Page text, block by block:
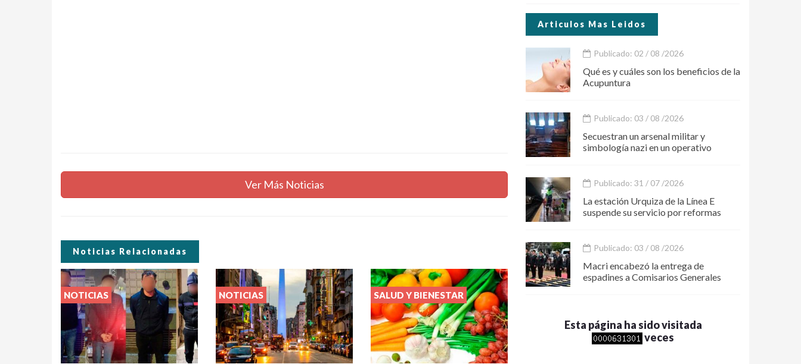
Ver Más Noticias
Noticias Relacionadas
NOTICIAS NOTICIAS SALUD Y BIENESTAR
Articulos Mas Leidos
Publicado: 02 / 08 /2026
Qué es y cuáles son los beneficios de la
Acupuntura
Publicado: 03 / 08 /2026
Secuestran un arsenal militar y
simbología nazi en un operativo
Publicado: 31 / 07 /2026
La estación Urquiza de la Línea E
suspende su servicio por reformas
Publicado: 03 / 08 /2026
Macri encabezó la entrega de
espadines a Comisarios Generales
Esta página ha sido visitada
veces